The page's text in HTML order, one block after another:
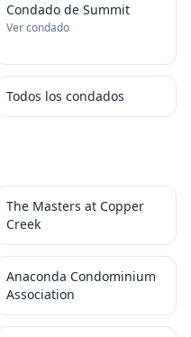
Condado de Summit
Ver condado
Todos los condados
The Masters at Copper
Creek
Anaconda Condominium
Association